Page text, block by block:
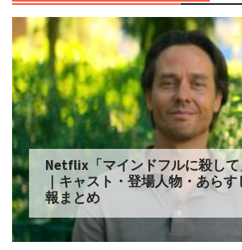
Netflix「マインドフルに殺し
｜キャスト・登場人物・あら
報まとめ